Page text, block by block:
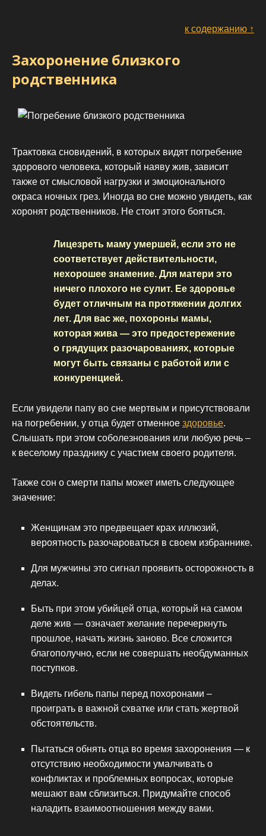
к содержанию ↑
Захоронение близкого
родственника
Трактовка сновидений, в которых видят погребение
здорового человека, который наяву жив, зависит
также от смысловой нагрузки и эмоционального
окраса ночных грез. Иногда во сне можно увидеть, как
хоронят родственников. Не стоит этого бояться.
Лицезреть маму умершей, если это не
соответствует действительности,
нехорошее знамение. Для матери это
ничего плохого не сулит. Ее здоровье
будет отличным на протяжении долгих
лет. Для вас же, похороны мамы,
которая жива — это предостережение
о грядущих разочарованиях, которые
могут быть связаны с работой или с
конкуренцией.
Если увидели папу во сне мертвым и присутствовали
на погребении, у отца будет отменное здоровье.
Слышать при этом соболезнования или любую речь –
к веселому празднику с участием своего родителя.
Также сон о смерти папы может иметь следующее
значение:
Женщинам это предвещает крах иллюзий,
вероятность разочароваться в своем избраннике.
Для мужчины это сигнал проявить осторожность в
делах.
Быть при этом убийцей отца, который на самом
деле жив — означает желание перечеркнуть
прошлое, начать жизнь заново. Все сложится
благополучно, если не совершать необдуманных
поступков.
Видеть гибель папы перед похоронами –
проиграть в важной схватке или стать жертвой
обстоятельств.
Пытаться обнять отца во время захоронения — к
отсутствию необходимости умалчивать о
конфликтах и проблемных вопросах, которые
мешают вам сблизиться. Придумайте способ
наладить взаимоотношения между вами.